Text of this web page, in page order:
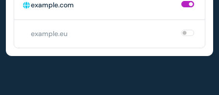
example.com
example.eu